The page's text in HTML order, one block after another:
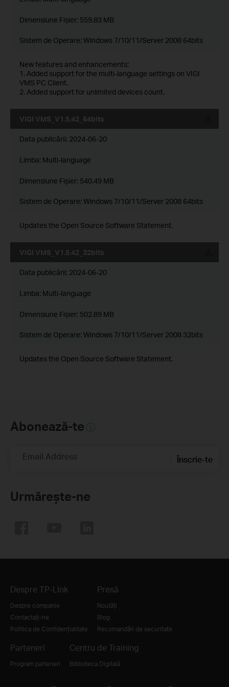
Dimensiune Fişier: 559.83 MB
Sistem de Operare: Windows 7/10/11/Server 2008 64bits
New features and enhancements:
1. Added support for the multi-language settings on VIGI
VMS PC Client.
2. Added support for unlimited devices count.
VIGI VMS_V1.5.42_64bits
Data publicării: 2024-06-20
Limba: Multi-language
Dimensiune Fişier: 540.49 MB
Sistem de Operare: Windows 7/10/11/Server 2008 64bits
Updates the Open Source Software Statement.
VIGI VMS_V1.5.42_32bits
Data publicării: 2024-06-20
Limba: Multi-language
Dimensiune Fişier: 502.89 MB
Sistem de Operare: Windows 7/10/11/Server 2008 32bits
Updates the Open Source Software Statement.
Abonează-te
Email Address Înscrie-te
Urmărește-ne
Despre TP-Link
Despre companie
Contactați-ne
Politica de Confidențialitate
Presă
Noutăți
Blog
Recomandări de securitate
Parteneri
Program parteneri
Centru de Training
Biblioteca Digitală